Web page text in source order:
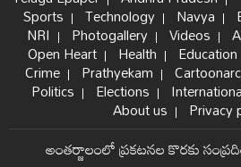
Sports Technology Navya
NRI Photogallery Videos
Open Heart Health Education
Crime Prathyekam
Politics Elections
About us Privacy
అంతర్జాలంలో ప్రకటనల కొరకు